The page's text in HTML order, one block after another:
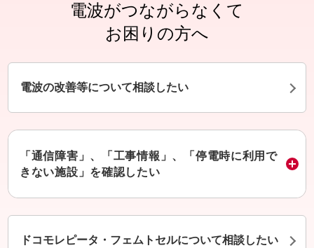
電波がつながらなくて
お困りの方へ
電波の改善等について相談したい
「通信障害」、「工事情報」、「停電時に利用で
きない施設」を確認したい
ドコモレピータ・フェムトセルについて相談したい